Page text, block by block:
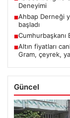
Deneyimi
■Ahbap Derneği
başladı
■
■Altın fiyatları
Gram, çeyrek,
Güncel